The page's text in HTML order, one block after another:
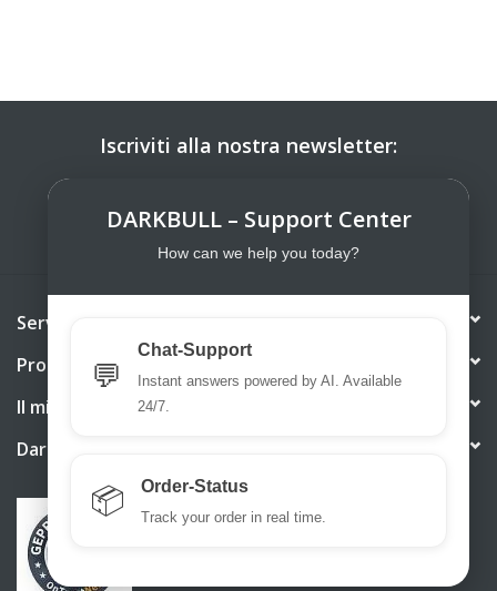
Iscriviti alla nostra newsletter:
Servizio di assistenza
Prodotti
Il mio account
DarkBull TrendStore
DARKBULL – Support Center
How can we help you today?
💬
Chat-Support
Instant answers powered by AI. Available
24/7.
📦 Order-Status
Track your order in real time.